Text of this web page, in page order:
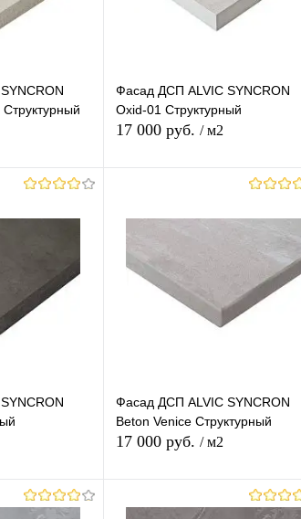
В наличии
Фасад ДСП ALVIC SYNCRON
Oxid-01 Структурный
17 000 руб. / м2
сравнению
В избранное В наличии
Фасад ДСП ALVIC SYNCRON
Beton Venice Структурный
17 000 руб. / м2
В корзину